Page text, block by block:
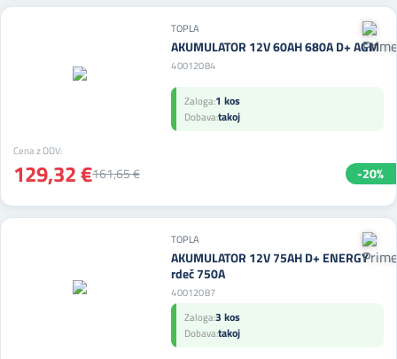
TOPLA
AKUMULATOR 12V 60AH 680A D+ AGM
40012084
Zaloga:1 kos
Dobava:takoj
Cena z DDV:
129,32 €161,65 € -20%
TOPLA
AKUMULATOR 12V 75AH D+ ENERGY
rdeč 750A
40012087
Zaloga:3 kos
Dobava:takoj